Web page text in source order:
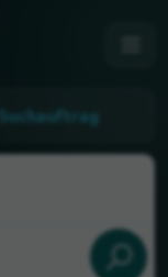
Suchauftrag